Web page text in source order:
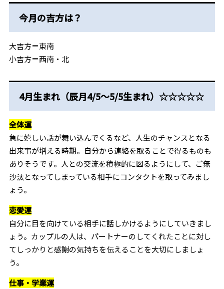
今月の吉方は？
大吉方＝東南
小吉方＝西南・北
4月生まれ（辰月4/5～5/5生まれ）☆☆☆☆☆
全体運
急に嬉しい話が舞い込んでくるなど、人生のチャンスとなる
出来事が増える時期。自分から連絡を取ることで得るものも
ありそうです。人との交流を積極的に図るようにして、ご無
沙汰となってしまっている相手にコンタクトを取ってみまし
ょう。
恋愛運
自分に目を向けている相手に話しかけるようにしていきまし
ょう。カップルの人は、パートナーのしてくれたことに対し
てしっかりと感謝の気持ちを伝えることを大切にしましょ
う。
仕事・学業運